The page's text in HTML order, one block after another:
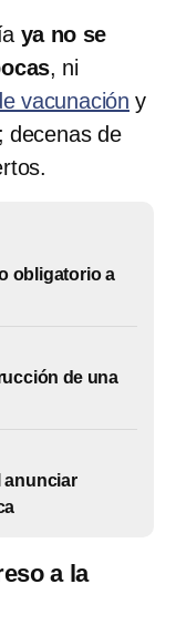
ya no se
, ni
vacunación y
decenas de
obligatorio a
de una
anunciar
a la